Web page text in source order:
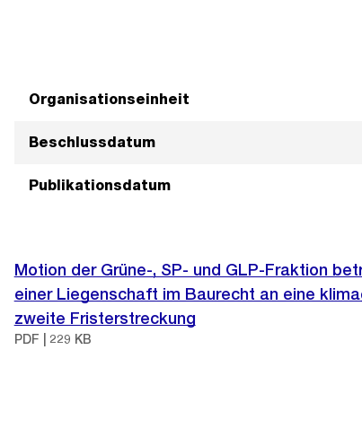
Organisationseinheit
Beschlussdatum
Publikationsdatum
Motion der Grüne-, SP- und GLP-Fraktion
einer Liegenschaft im Baurecht an eine
zweite Fristerstreckung
PDF | 229 KB